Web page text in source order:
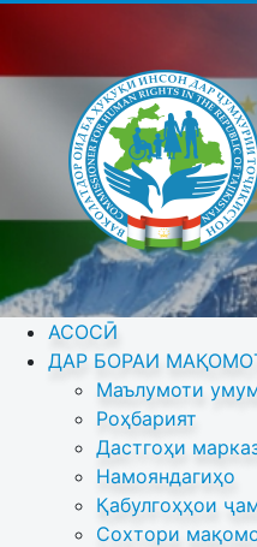
АСОСӢ
ДАР БОРАИ
Маълумоти
Роҳбарият
Дастгоҳи
Намояндагиҳо
Қабулгоҳҳои
Сохтори